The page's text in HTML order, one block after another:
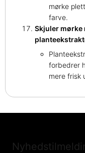
mørke
farve.
Skjuler mørke
forbedrer
mere frisk